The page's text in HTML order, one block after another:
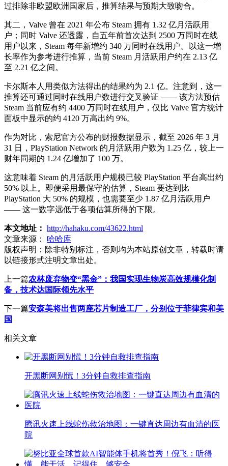
过排除非欧盟欧洲国家后，推算结果与预期大致吻合。
其二，Valve 曾在 2021 年公布 Steam 拥有 1.32 亿月活跃用
户；同时 Valve 还透露，自五年前首次达到 2500 万同时在线
用户以来，Steam 每年新增约 340 万同时在线用户。以这一增
长率作为参考进行推算，当前 Steam 月活跃用户约在 2.13 亿
至 2.21 亿之间。
卡尔斯本人用类似方法得出的结果约为 2.1 亿。注意到，这一
推算还可通过同时在线用户数进行交叉验证 —— 该方法预估
Steam 当前应有约 4400 万同时在线用户，仅比 Valve 官方统计
面板中显示的约 4120 万高出约 9%。
作为对比，索尼官方公布的财报数据显示，截至 2026 年 3 月
31 日，PlayStation Network 的月活跃用户数为 1.25 亿，较上一
财年同期的 1.24 亿增加了 100 万。
这意味着 Steam 的月活跃用户规模已较 PlayStation 平台高出约
50% 以上。即便采用最保守的估算，Steam 要达到比
PlayStation 大 50% 的规模，也需要至少 1.87 亿月活跃用户
—— 这一数字远低于各项估算所得的下限。
本文地址： http://hahaku.com/43622.html
文章来源：
哈哈库
版权声明： 除非特别标注，否则均为本站原创文章，转载时请
以链接形式注明文章出处。
上一篇农林废弃物变“黑金”：我国实现生物炭高效规模化制
备，技术达国际领先水平
下一篇安森美将出售两座芯片制造工厂，分别位于菲律宾和美
国
相关文章
开黑断网别慌！3分钟自救排查指南
腾讯火速上线蛇伤救治地图：一键直达周边有血清的医
院